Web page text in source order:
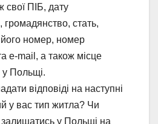
свої ПІБ, дату
стать,
його номер, номер
e-mail, а також місце
Польщі.
відповіді на наступні
у вас тип житла? Чи
у Польщі на